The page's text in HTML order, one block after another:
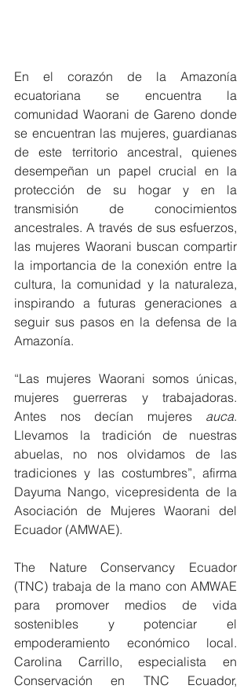
En el corazón de la Amazonía
ecuatoriana se encuentra la
comunidad Waorani de Gareno donde
se encuentran las mujeres, guardianas
de este territorio ancestral, quienes
desempeñan un papel crucial en la
protección de su hogar y en la
transmisión de conocimientos
ancestrales. A través de sus esfuerzos,
las mujeres Waorani buscan compartir
la importancia de la conexión entre la
cultura, la comunidad y la naturaleza,
inspirando a futuras generaciones a
seguir sus pasos en la defensa de la
Amazonía.
“Las mujeres Waorani somos únicas,
mujeres guerreras y trabajadoras.
Antes nos decían mujeres auca.
Llevamos la tradición de nuestras
abuelas, no nos olvidamos de las
tradiciones y las costumbres”, afirma
Dayuma Nango, vicepresidenta de la
Asociación de Mujeres Waorani del
Ecuador (AMWAE).
The Nature Conservancy Ecuador
(TNC) trabaja de la mano con AMWAE
para promover medios de vida
sostenibles y potenciar el
empoderamiento económico local.
Carolina Carrillo, especialista en
Conservación en TNC Ecuador,